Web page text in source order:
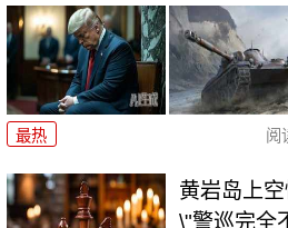
最热 阅
黄岩岛上
\"警巡完全